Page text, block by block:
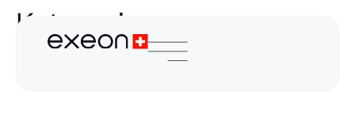
Kategorien
herunterladen: